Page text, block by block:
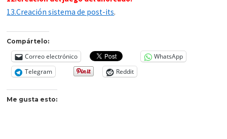
13.Creación sistema de post-its.
Compártelo:
Correo electrónico
WhatsApp
Telegram
Reddit
Me gusta esto: